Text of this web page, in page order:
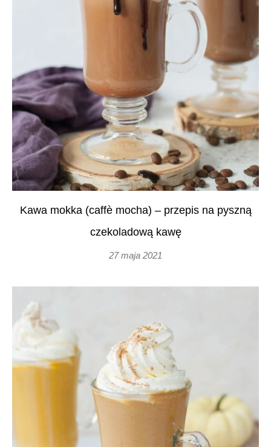
Kawa mokka (caffè mocha) – przepis na pyszną
czekoladową kawę
27 maja 2021